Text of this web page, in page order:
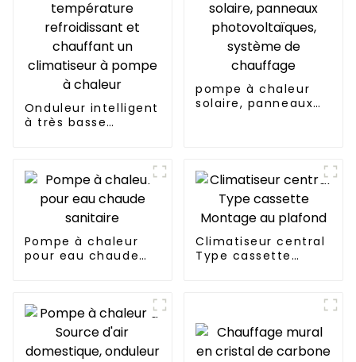
Onduleur intelligent
à très basse
climatiseur à
pompe à chaleur
pompe à chaleur
solaire, panneaux
Pompe à chaleur
pour eau chaude
Climatiseur central
Type cassette